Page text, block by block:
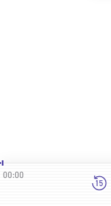
00:00